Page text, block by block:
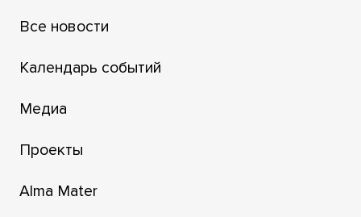
Все новости
Календарь событий
Медиа
Проекты
Alma Mater